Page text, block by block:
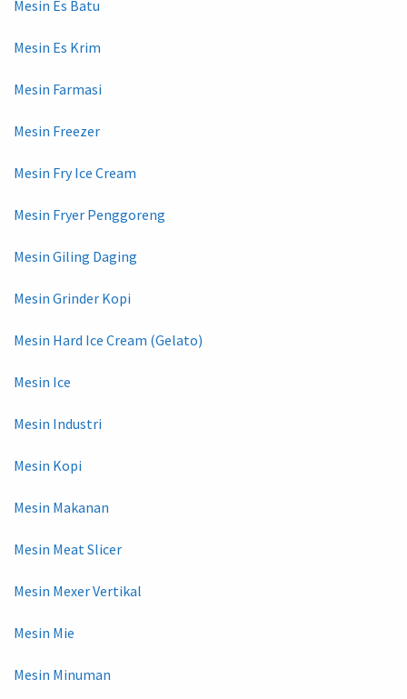
Mesin Es Batu
Mesin Es Krim
Mesin Farmasi
Mesin Freezer
Mesin Fry Ice Cream
Mesin Fryer Penggoreng
Mesin Giling Daging
Mesin Grinder Kopi
Mesin Hard Ice Cream (Gelato)
Mesin Ice
Mesin Industri
Mesin Kopi
Mesin Makanan
Mesin Meat Slicer
Mesin Mexer Vertikal
Mesin Mie
Mesin Minuman